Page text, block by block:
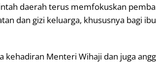
daerah terus memfokuskan
dan gizi keluarga, khususnya bagi
kehadiran Menteri Wihaji dan juga